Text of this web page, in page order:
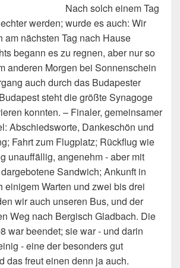
Nach solch einem Tag
werden; wurde es auch: Wir
am nächsten Tag nach Hause
begann es zu regnen, aber nur so
anderen Morgen bei Sonnenschein
auch durch das Budapester
steht die größte Synagoge
konnten. – Finaler, gemeinsamer
Abschiedsworte, Dankeschön und
Fahrt zum Flugplatz; Rückflug wie
unauffällig, angenehm - aber mit
Sandwich; Ankunft in
einigem Warten und zwei bis drei
wir auch unseren Bus, und der
Weg nach Bergisch Gladbach. Die
war beendet; sie war - und darin
- eine der besonders gut
das freut einen denn ja auch.